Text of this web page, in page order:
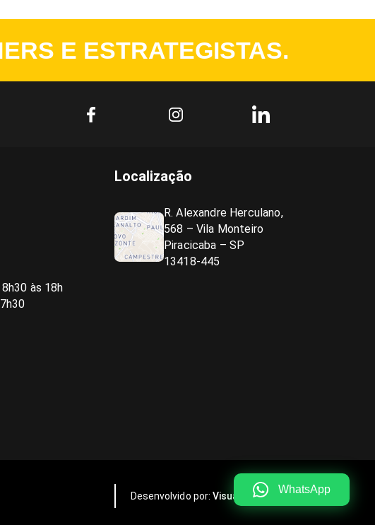
WhatsApp
E ESTRATEGISTAS.
às 18h
Localização
R. Alexandre Herculano,
568 – Vila Monteiro
Piracicaba – SP
13418-445
Desenvolvido por: Visualy Publicidade